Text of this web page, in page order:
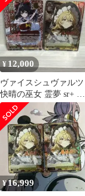
¥ 12,000
ヴァイスシュヴァルツ
快晴の巫女 霊夢 sr+ メ
イガスナイト 魔理沙
sr 星3
¥16,999